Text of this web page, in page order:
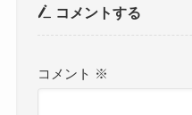
コメントする
コメント ※